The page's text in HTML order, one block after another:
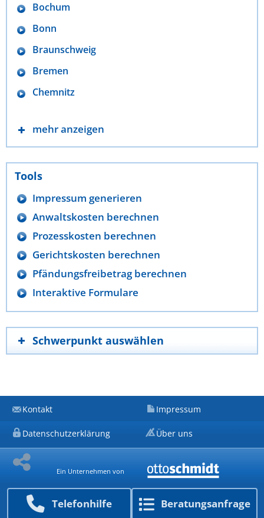
Telefon­hilfe Beratungs­anfrage
Bochum
Bonn
Braunschweig
Bremen
Chemnitz
mehr anzeigen
Tools
Impressum generieren
Anwaltskosten berechnen
Prozesskosten berechnen
Gerichtskosten berechnen
Pfändungsfreibetrag berechnen
Interaktive Formulare
Schwerpunkt auswählen
Kontakt Impressum
Datenschutzerklärung Über uns
Ein Unternehmen von